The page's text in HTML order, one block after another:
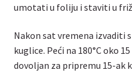
umotati u foliju i staviti u
Nakon sat vremena izvaditi
kuglice. Peći na 180°C oko
dovoljan za pripremu 15-ak